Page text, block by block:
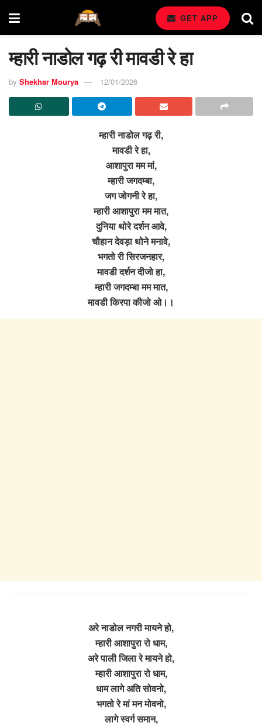
GET APP
म्हारी नाडोल गढ़ री मावडी रे हा
by Shekhar Mourya 12/01/2026
म्हारी नाडोल गढ़ री,
मावडी रे हा,
आशापुरा मम मां,
म्हारी जगदम्बा,
जग जोगनी रे हा,
म्हारी आशापुरा मम मात,
दुनिया थोरे दर्शन आवे,
चौहान देवड़ा थोने मनावे,
भगतो री सिरजनहार,
मावडी दर्शन दीजो हा,
म्हारी जगदम्बा मम मात,
मावडी किरपा कीजो ओ।।
अरे नाडोल नगरी मायने हो,
म्हारी आशापुरा रो धाम,
अरे पाली जिला रे मायने हो,
म्हारी आशापुरा रो धाम,
धाम लागे अति सोवनो,
भगतो रे मां मन मोवनो,
लागे स्वर्ग समान,